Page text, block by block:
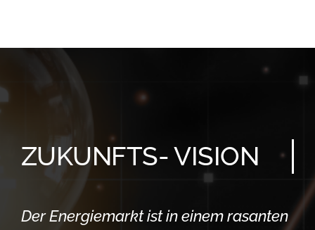
ZUKUNFTS- VISION
Der Energiemarkt ist in einem rasanten